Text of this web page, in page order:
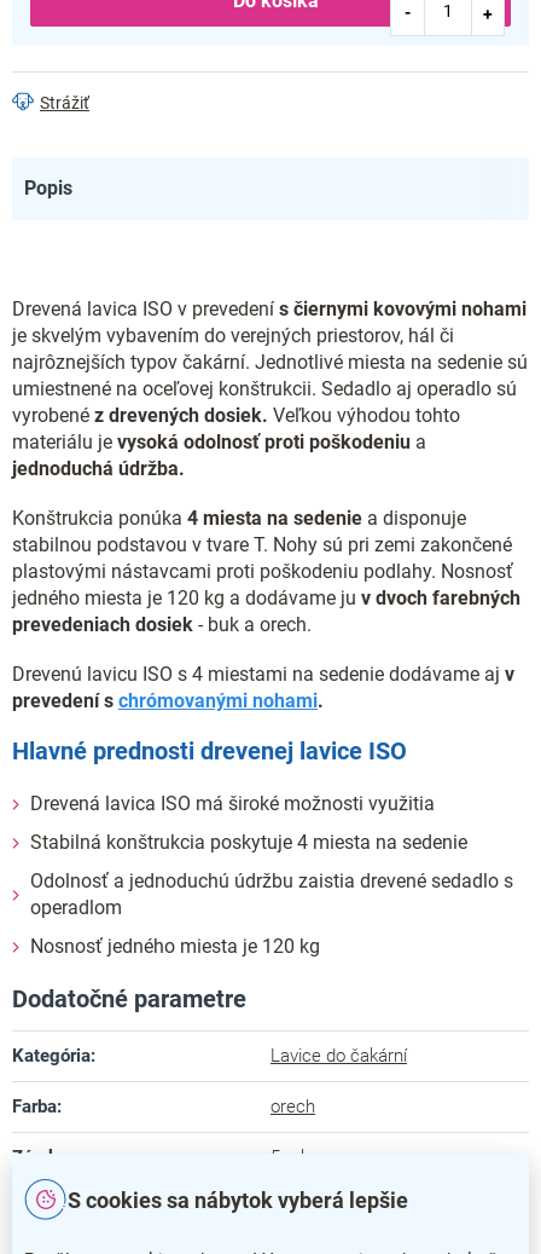
S cookies sa nábytok vyberá lepšie
Strážiť
Popis
Drevená lavica ISO v prevedení s čiernymi kovovými nohami
je skvelým vybavením do verejných priestorov, hál či
najrôznejších typov čakární. Jednotlivé miesta na sedenie sú
umiestnené na oceľovej konštrukcii. Sedadlo aj operadlo sú
vyrobené z drevených dosiek. Veľkou výhodou tohto
materiálu je vysoká odolnosť proti poškodeniu a
jednoduchá údržba.
Konštrukcia ponúka 4 miesta na sedenie a disponuje
stabilnou podstavou v tvare T. Nohy sú pri zemi zakončené
plastovými nástavcami proti poškodeniu podlahy. Nosnosť
jedného miesta je 120 kg a dodávame ju v dvoch farebných
prevedeniach dosiek - buk a orech.
Drevenú lavicu ISO s 4 miestami na sedenie dodávame aj v
prevedení s chrómovanými nohami.
Hlavné prednosti drevenej lavice ISO
Drevená lavica ISO má široké možnosti využitia
Stabilná konštrukcia poskytuje 4 miesta na sedenie
Odolnosť a jednoduchú údržbu zaistia drevené sedadlo s
operadlom
Nosnosť jedného miesta je 120 kg
Dodatočné parametre
Kategória: Lavice do čakární
Farba: orech
Záruka 5 rokov
Dĺžka: 208 cm